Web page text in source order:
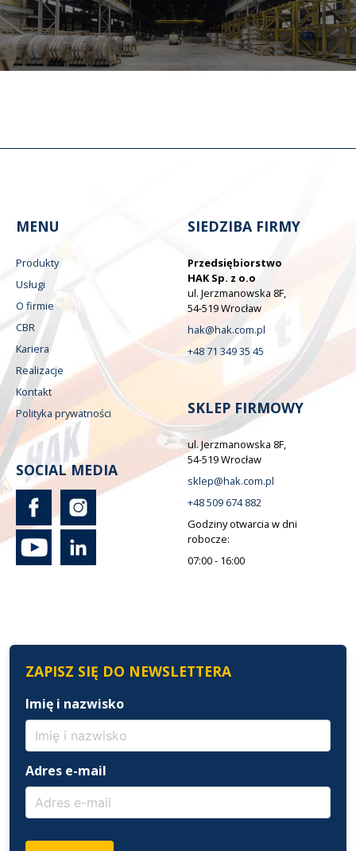
MENU
Produkty
Usługi
O firmie
CBR
Kariera
Realizacje
Kontakt
Polityka prywatności
SOCIAL MEDIA
SIEDZIBA FIRMY
Przedsiębiorstwo
HAK Sp. z o.o
ul. Jerzmanowska 8F,
54-519 Wrocław
hak@hak.com.pl
+48 71 349 35 45
SKLEP FIRMOWY
ul. Jerzmanowska 8F,
54-519 Wrocław
sklep@hak.com.pl
+48 509 674 882
Godziny otwarcia w dni
robocze:
07:00 - 16:00
ZAPISZ SIĘ DO NEWSLETTERA
Imię i nazwisko
Adres e-mail